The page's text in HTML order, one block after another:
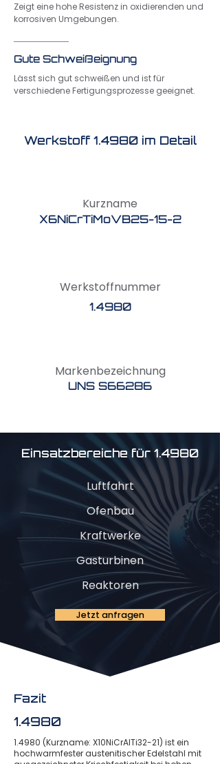
Zeigt eine hohe Resistenz in oxidierenden und
korrosiven Umgebungen.
Gute Schweißeignung
Lässt sich gut schweißen und ist für
verschiedene Fertigungsprozesse geeignet.
Werkstoff 1.4980 im Detail
Kurzname
X6NiCrTiMoVB25-15-2
Werkstoffnummer
1.4980
Markenbezeichnung
UNS S66286
Einsatzbereiche für 1.4980
Luftfahrt
Ofenbau
Kraftwerke
Gasturbinen
Reaktoren
Jetzt anfragen
Fazit
1.4980
1.4980 (Kurzname: X10NiCrAlTi32-21) ist ein
hochwarmfester austenitischer Edelstahl mit